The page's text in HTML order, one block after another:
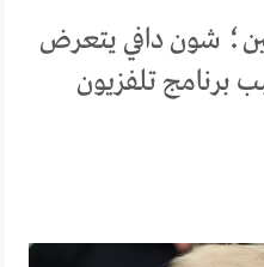
شون دافي يتعرض
برنامج تلفزيون